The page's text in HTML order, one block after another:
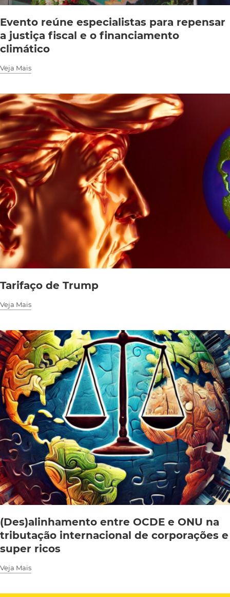
Evento reúne especialistas para repensar
a justiça fiscal e o financiamento
climático
Veja Mais
Tarifaço de Trump
Veja Mais
(Des)alinhamento entre OCDE e ONU na
tributação internacional de corporações e
super ricos
Veja Mais